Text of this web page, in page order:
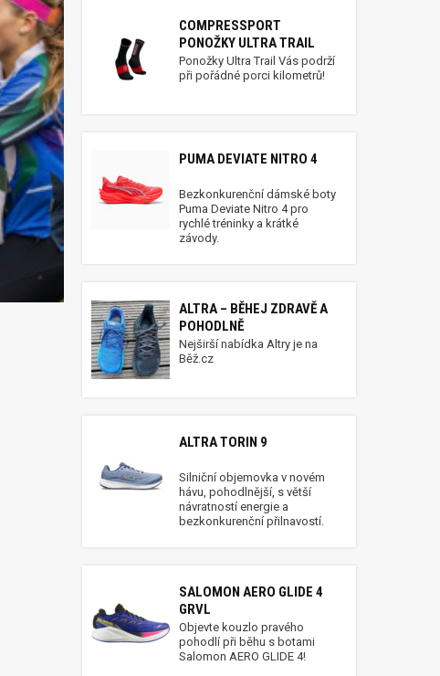
COMPRESSPORT
PONOŽKY ULTRA TRAIL
Ponožky Ultra Trail Vás podrží
při pořádné porci kilometrů!
PUMA DEVIATE NITRO 4
Bezkonkurenční dámské boty
Puma Deviate Nitro 4 pro
rychlé tréninky a krátké
závody.
ALTRA – BĚHEJ ZDRAVĚ A
POHODLNĚ
Nejširší nabídka Altry je na
Běž.cz
ALTRA TORIN 9
Silniční objemovka v novém
hávu, pohodlnější, s větší
návratností energie a
bezkonkurenční přilnavostí.
SALOMON AERO GLIDE 4
GRVL
Objevte kouzlo pravého
pohodlí při běhu s botami
Salomon AERO GLIDE 4!